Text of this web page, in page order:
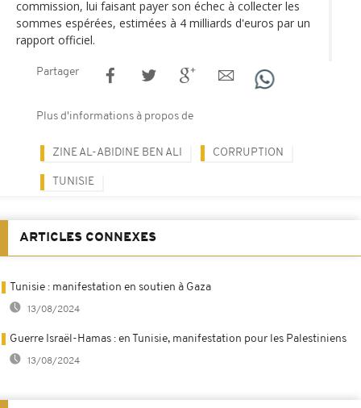
commission, lui faisant payer son échec à collecter les
sommes espérées, estimées à 4 milliards d'euros par un
rapport officiel.
Partager
Plus d'informations à propos de
ZINE AL-ABIDINE BEN ALI CORRUPTION
TUNISIE
ARTICLES CONNEXES
Tunisie : manifestation en soutien à Gaza
13/08/2024
Guerre Israël-Hamas : en Tunisie, manifestation pour les Palestiniens
13/08/2024